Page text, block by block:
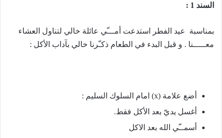
السند 1 :
بمناسبة عيد الفطر استدعت أمـــّي عائلة خالي لتناول العشاء
معـــــنا . و قبل البدء في الطعام ذكـّرنا خالي بآداب الأكل :
أضع علامة (x) امام السلوك السليم :
أغسل يديّ بعد الأكل فقط.
أسمــّي الله بعد الاكل